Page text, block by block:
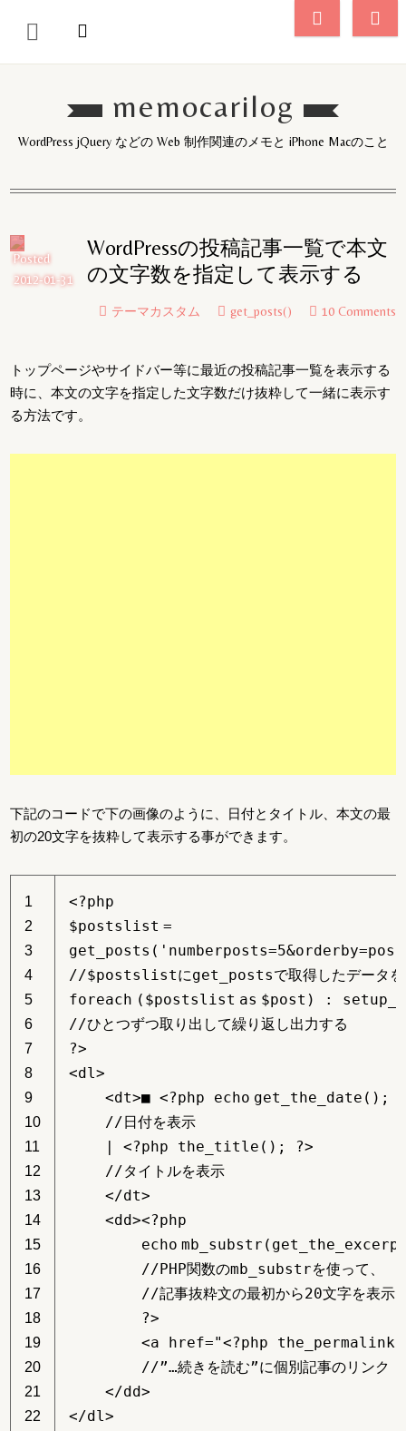
memocarilog
WordPress jQuery などの Web 制作関連のメモと iPhone Macのこと
WordPressの投稿記事一覧で本文
の文字数を指定して表示する
テーマカスタム get_posts() 10 Comments
Posted
2012-01-31
トップページやサイドバー等に最近の投稿記事一覧を表示する
時に、本文の文字を指定した文字数だけ抜粋して一緒に表示す
る方法です。
下記のコードで下の画像のように、日付とタイトル、本文の最
初の20文字を抜粋して表示する事ができます。
1
2
3
4
5
6
7
8
9
10
11
12
13
14
15
16
17
18
19
20
21
22
<?php
$postslist =
get_posts(
//$postslistにget_postsで取得したデータを
foreach ( $postslist as $post ) :
//ひとつずつ取り出して繰り返し出力する
?>
<dl>
<dt>■ <?php echo get_the_date();
//日付を表示
| <?php the_title(); ?>
//タイトルを表示
</dt>
<dd><?php
echo
//PHP関数のmb_substrを使って、
//記事抜粋文の最初から20文字を表示
?>
<a href="<?php
//”…続きを読む”に個別記事のリンク
</dd>
</dl>